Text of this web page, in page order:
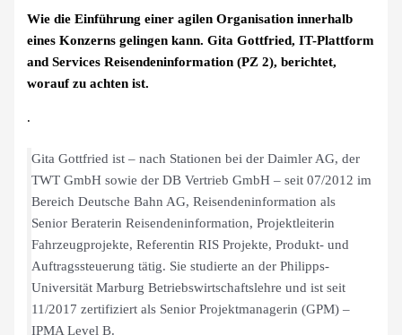
Wie die Einführung einer agilen Organisation innerhalb
eines Konzerns gelingen kann. Gita Gottfried, IT-Plattform
and Services Reisendeninformation (PZ 2), berichtet,
worauf zu achten ist.
.
Gita Gottfried ist – nach Stationen bei der Daimler AG, der
TWT GmbH sowie der DB Vertrieb GmbH – seit 07/2012 im
Bereich Deutsche Bahn AG, Reisendeninformation als
Senior Beraterin Reisendeninformation, Projektleiterin
Fahrzeugprojekte, Referentin RIS Projekte, Produkt- und
Auftragssteuerung tätig. Sie studierte an der Philipps-
Universität Marburg Betriebswirtschaftslehre und ist seit
11/2017 zertifiziert als Senior Projektmanagerin (GPM) –
IPMA Level B.